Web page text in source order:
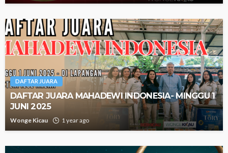
DAFTAR JUARA
DAFTAR JUARA MAHADEWI INDONESIA- MINGGU 1
JUNI 2025
Wonge Kicau 1 year ago